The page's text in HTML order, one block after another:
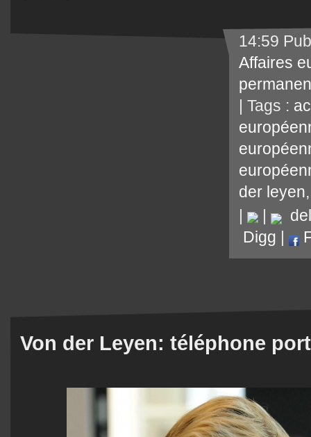
14:59
Affaires
| Tags :
der leyen
|
|
Digg |
Von der Leyen: téléphone